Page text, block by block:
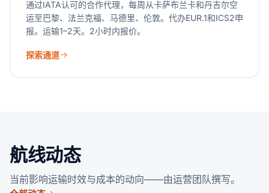
通过IATA认可的合作代理，每周从卡萨布兰卡和丹吉尔空
运至巴黎、法兰克福、马德里、伦敦。代办EUR.1和ICS2申
报。运输1–2天。2小时内报价。
探索通道
航线动态
当前影响运输时效与成本的动向——由运营团队撰写。